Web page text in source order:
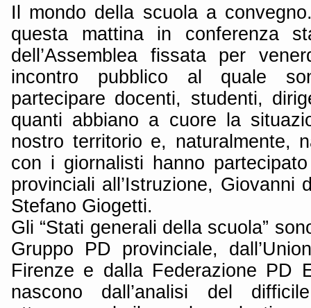
Il mondo della scuola a
questa mattina in conferenza
dell’Assemblea fissata per
incontro pubblico al quale
partecipare docenti, studenti,
quanti abbiano a cuore la
nostro territorio e, naturalmente,
con i giornalisti hanno
provinciali all’Istruzione, Giovanni
Stefano Giogetti.
Gli “Stati generali della scuola”
Gruppo PD provinciale,
Firenze e dalla Federazione PD
nascono dall’analisi del